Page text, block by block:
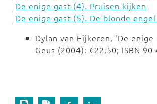
De enige gast (4). Pruisen kijken
De enige gast (5). De blonde
Dylan van Eijkeren, 'De enige
Geus (2004): €22,50; ISBN 90